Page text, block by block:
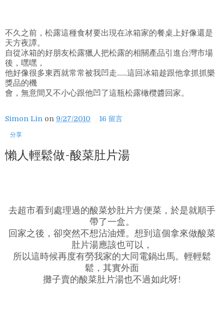
不久之前，松露這種食材要出現在冰箱家的餐桌上好像還是
天方夜譚。
自從冰箱的好朋友松露獵人把松露的相關產品引進台灣市場
後，嘿嘿，
他好像很多東西就常常被我凹走.....這回冰箱趁跟他拿抓抓樂
獎品的機
會，無意間又不小心跟他凹了這瓶松露橄欖醬回家。
Simon Lin on 9/27/2010 16 留言
分享
懶人輕鬆做-酸菜肚片湯
去超市看到處理過的酸菜炒肚片方便菜，於是就順手
帶了一盒。
回家之後，卻突然不想沾油煙。想到這個拿來做酸菜
肚片湯應該也可以，
所以這時候再度有勞我家的大同電鍋出馬。輕輕鬆
鬆，其實外面
攤子賣的酸菜肚片湯也不過如此呀!